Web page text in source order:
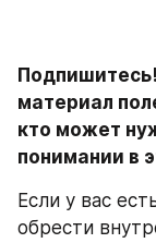
материал
кто может
понимании в
Если у вас
обрести